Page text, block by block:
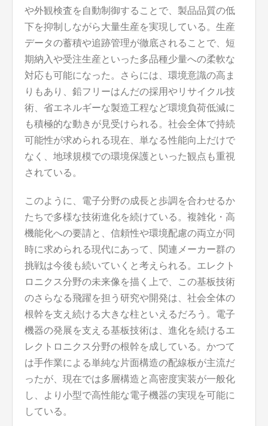
や外観検査を自動制御することで、製品品質の低
下を抑制しながら大量生産を実現している。生産
データの蓄積や追跡管理が徹底されることで、短
期納入や受注生産といった多品種少量への柔軟な
対応も可能になった。さらには、環境意識の高ま
りもあり、鉛フリーはんだの採用やリサイクル技
術、省エネルギーな製造工程など環境負荷低減に
も積極的な動きが見受けられる。社会全体で持続
可能性が求められる現在、単なる性能向上だけで
なく、地球規模での環境保護といった観点も重視
されている。
このように、電子分野の成長と歩調を合わせるか
たちで多様な技術進化を続けている。複雑化・高
機能化への要請と、信頼性や環境配慮の両立が同
時に求められる現代にあって、関連メーカー群の
挑戦は今後も続いていくと考えられる。エレクト
ロニクス分野の未来像を描く上で、この基板技術
のさらなる飛躍を担う研究や開発は、社会全体の
根幹を支え続ける大きな柱といえるだろう。電子
機器の発展を支える基板技術は、進化を続けるエ
レクトロニクス分野の根幹を成している。かつて
は手作業による単純な片面構造の配線板が主流だ
ったが、現在では多層構造と高密度実装が一般化
し、より小型で高性能な電子機器の実現を可能に
している。